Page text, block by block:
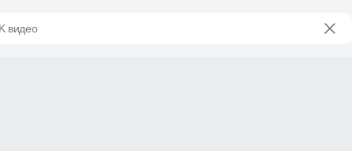
видео